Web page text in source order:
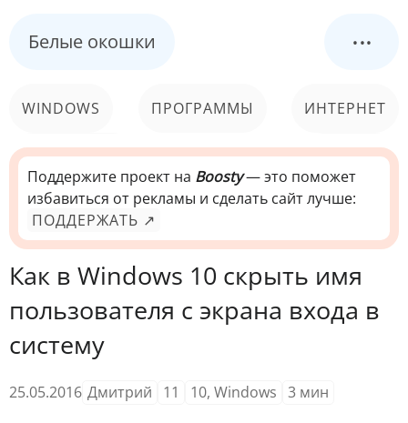
Белые окошки ...
WINDOWS ПРОГРАММЫ ИНТЕРНЕТ
КОМПЬЮТЕР
СИСТЕМА
Поддержите проект на Boosty— это поможет
избавиться от рекламы и сделать сайт лучше:
ПОДДЕРЖАТЬ ↗
Как в Windows 10 скрыть имя
пользователя с экрана входа в
систему
25.05.2016 Дмитрий 11 10, Windows 3 мин